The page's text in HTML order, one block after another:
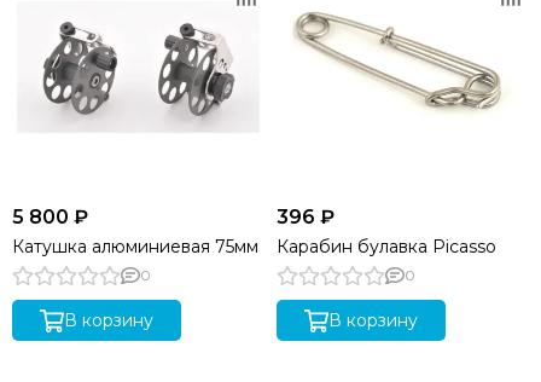
5 800 ₽
Катушка алюминиевая 75мм
0
В корзину
396 ₽
Карабин булавка Picasso
0
В корзину